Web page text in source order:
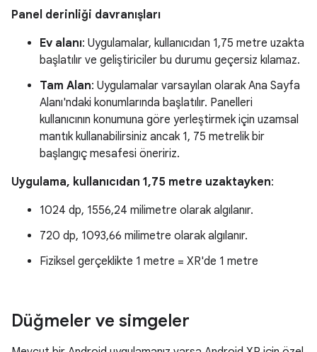
Panel derinliği davranışları
Ev alanı: Uygulamalar, kullanıcıdan 1,75 metre uzakta
başlatılır ve geliştiriciler bu durumu geçersiz kılamaz.
Tam Alan: Uygulamalar varsayılan olarak Ana Sayfa
Alanı'ndaki konumlarında başlatılır. Panelleri
kullanıcının konumuna göre yerleştirmek için uzamsal
mantık kullanabilirsiniz ancak 1, 75 metrelik bir
başlangıç mesafesi öneririz.
Uygulama, kullanıcıdan 1,75 metre uzaktayken:
1024 dp, 1556,24 milimetre olarak algılanır.
720 dp, 1093,66 milimetre olarak algılanır.
Fiziksel gerçeklikte 1 metre = XR'de 1 metre
Düğmeler ve simgeler